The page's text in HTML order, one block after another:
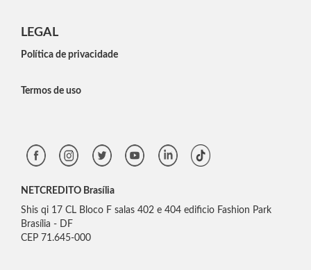
LEGAL
Política de privacidade
Termos de uso
NETCREDITO Brasília
Shis qi 17 CL Bloco F salas 402 e 404 edificio Fashion Park
Brasília - DF
CEP 71.645-000